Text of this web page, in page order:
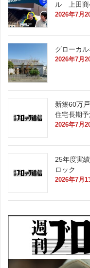
ル 上田
2026年7月
グローカ
2026年7月
新築60万
住宅長
2026年7月
25年度実
ロッ
2026年7月